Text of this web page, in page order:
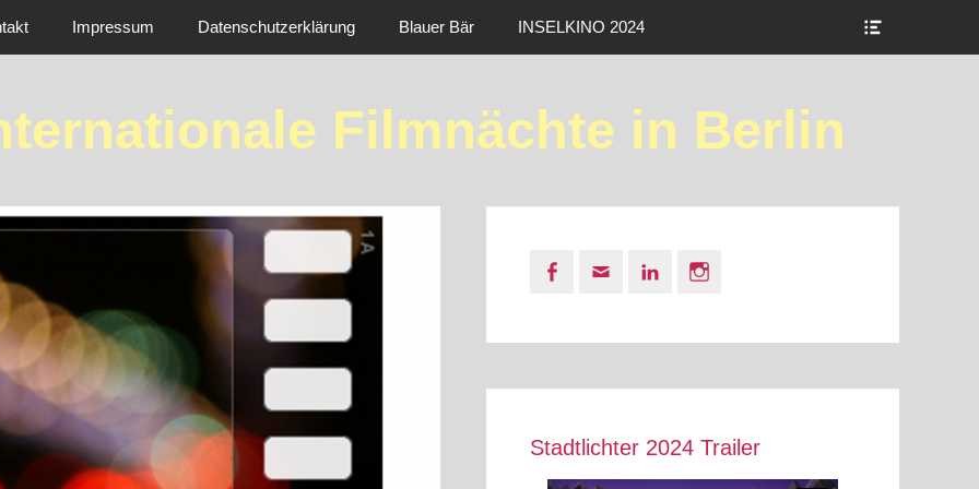
Impressum Datenschutzerklärung Blauer Bär INSELKINO 2024
Filmnächte in Berlin
Facebook
Email LinkedIn
Stadtlichter 2024 Trailer